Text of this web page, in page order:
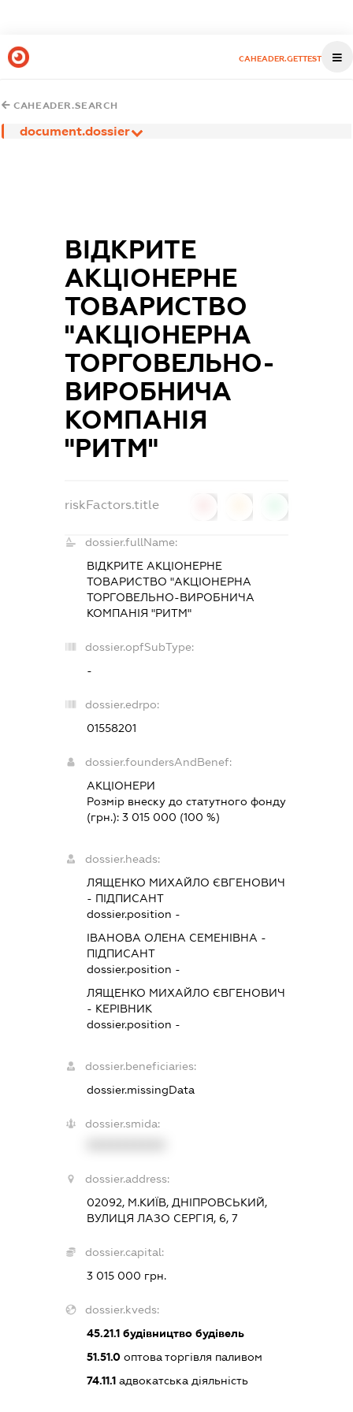
CAHEADER.GETTEST
CAHEADER.SEARCH
document.dossier
ВІДКРИТЕ
АКЦІОНЕРНЕ
ТОВАРИСТВО
"АКЦІОНЕРНА
ТОРГОВЕЛЬНО-
ВИРОБНИЧА
КОМПАНІЯ
"РИТМ"
riskFactors.title
dossier.fullName:
ВІДКРИТЕ АКЦІОНЕРНЕ
ТОВАРИСТВО "АКЦІОНЕРНА
ТОРГОВЕЛЬНО-ВИРОБНИЧА
КОМПАНІЯ "РИТМ"
dossier.opfSubType:
-
dossier.edrpo:
01558201
dossier.foundersAndBenef:
АКЦІОНЕРИ
Розмір внеску до статутного фонду
(грн.): 3 015 000 (100 %)
dossier.heads:
ЛЯЩЕНКО МИХАЙЛО ЄВГЕНОВИЧ
- ПІДПИСАНТ
dossier.position -
ІВАНОВА ОЛЕНА СЕМЕНІВНА -
ПІДПИСАНТ
dossier.position -
ЛЯЩЕНКО МИХАЙЛО ЄВГЕНОВИЧ
- КЕРІВНИК
dossier.position -
dossier.beneficiaries:
dossier.missingData
dossier.smida:
dossier.address:
02092, М.КИЇВ, ДНІПРОВСЬКИЙ,
ВУЛИЦЯ ЛАЗО СЕРГІЯ, 6, 7
dossier.capital:
3 015 000 грн.
dossier.kveds:
45.21.1будівництво будівель
51.51.0оптова торгівля паливом
74.11.1адвокатська діяльність